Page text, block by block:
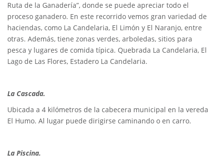
Ruta de la Ganadería”, donde se puede apreciar todo el
proceso ganadero. En este recorrido vemos gran variedad de
haciendas, como La Candelaria, El Limón y El Naranjo, entre
otras. Además, tiene zonas verdes, arboledas, sitios para
pesca y lugares de comida típica. Quebrada La Candelaria, El
Lago de Las Flores, Estadero La Candelaria.
La Cascada.
Ubicada a 4 kilómetros de la cabecera municipal en la vereda
El Humo. Al lugar puede dirigirse caminando o en carro.
La Piscina.